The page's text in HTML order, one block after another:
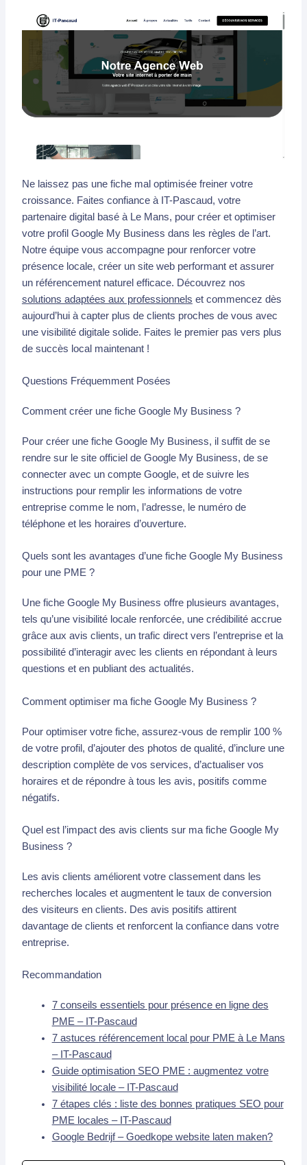
Ne laissez pas une fiche mal optimisée freiner votre
croissance. Faites confiance à IT-Pascaud, votre
partenaire digital basé à Le Mans, pour créer et optimiser
votre profil Google My Business dans les règles de l’art.
Notre équipe vous accompagne pour renforcer votre
présence locale, créer un site web performant et assurer
un référencement naturel efficace. Découvrez nos
solutions adaptées aux professionnels et commencez dès
aujourd’hui à capter plus de clients proches de vous avec
une visibilité digitale solide. Faites le premier pas vers plus
de succès local maintenant !
Questions Fréquemment Posées
Comment créer une fiche Google My Business ?
Pour créer une fiche Google My Business, il suffit de se
rendre sur le site officiel de Google My Business, de se
connecter avec un compte Google, et de suivre les
instructions pour remplir les informations de votre
entreprise comme le nom, l’adresse, le numéro de
téléphone et les horaires d’ouverture.
Quels sont les avantages d’une fiche Google My Business
pour une PME ?
Une fiche Google My Business offre plusieurs avantages,
tels qu’une visibilité locale renforcée, une crédibilité accrue
grâce aux avis clients, un trafic direct vers l’entreprise et la
possibilité d’interagir avec les clients en répondant à leurs
questions et en publiant des actualités.
Comment optimiser ma fiche Google My Business ?
Pour optimiser votre fiche, assurez-vous de remplir 100 %
de votre profil, d’ajouter des photos de qualité, d’inclure une
description complète de vos services, d’actualiser vos
horaires et de répondre à tous les avis, positifs comme
négatifs.
Quel est l’impact des avis clients sur ma fiche Google My
Business ?
Les avis clients améliorent votre classement dans les
recherches locales et augmentent le taux de conversion
des visiteurs en clients. Des avis positifs attirent
davantage de clients et renforcent la confiance dans votre
entreprise.
Recommandation
7 conseils essentiels pour présence en ligne des
PME – IT-Pascaud
7 astuces référencement local pour PME à Le Mans
– IT-Pascaud
Guide optimisation SEO PME : augmentez votre
visibilité locale – IT-Pascaud
7 étapes clés : liste des bonnes pratiques SEO pour
PME locales – IT-Pascaud
Google Bedrijf – Goedkope website laten maken?